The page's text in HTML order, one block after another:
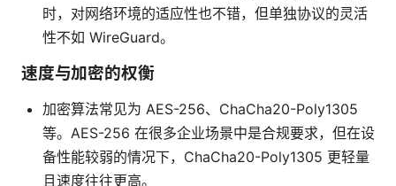
时，对网络环境的适应性也不错，但单独协议的灵活
性不如 WireGuard。
速度与加密的权衡
加密算法常见为 AES-256、ChaCha20-Poly1305
等。AES-256 在很多企业场景中是合规要求，但在设
备性能较弱的情况下，ChaCha20-Poly1305 更轻量
且速度往往更高。